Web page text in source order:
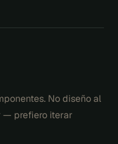
No diseño al
— prefiero iterar